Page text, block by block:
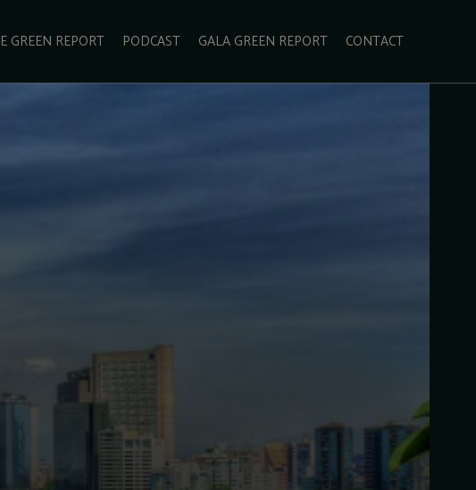
GREEN REPORT PODCAST GALA GREEN REPORT CONTACT
CLIMATICE